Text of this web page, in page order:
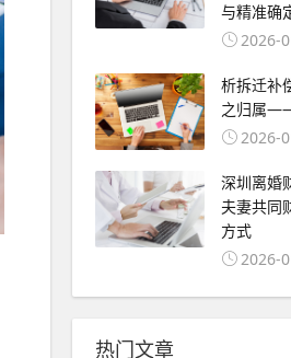
与精准确
2026-
析拆迁补
之归属
2026-
深圳离婚
夫妻共同
方式
2026-
热门文章